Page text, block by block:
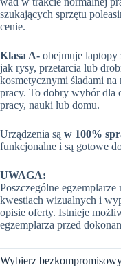
szukających sprzętu
cenie.
Klasa A- obejmuje
jak rysy, przetarcia lub
kosmetycznymi śladami
pracy. To dobry wybór dla
pracy, nauki lub domu.
Urządzenia są w 100%
funkcjonalne i są gotowe
UWAGA:
Poszczególne
kwestiach wizualnych i
opisie oferty. Istnieje
egzemplarza przed
Wybierz